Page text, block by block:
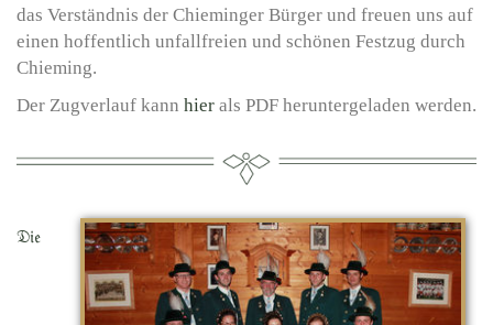
das Verständnis der Chieminger Bürger und freuen uns auf
einen hoffentlich unfallfreien und schönen Festzug durch
Chieming.
Der Zugverlauf kann hier als PDF heruntergeladen werden.
Die